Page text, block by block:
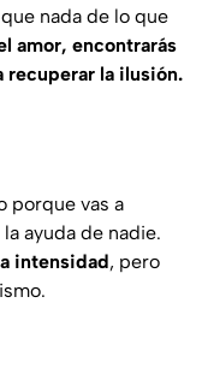
nada de lo que
amor, encontrarás
recuperar la ilusión.
porque vas a
ayuda de nadie.
intensidad, pero